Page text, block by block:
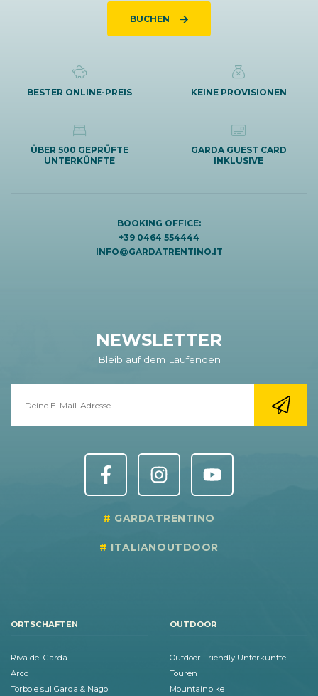
BUCHEN
BESTER ONLINE-PREIS KEINE PROVISIONEN
ÜBER 500 GEPRÜFTE
UNTERKÜNFTE
GARDA GUEST CARD
INKLUSIVE
BOOKING OFFICE:
+39 0464 554444
INFO@GARDATRENTINO.IT
NEWSLETTER
Bleib auf dem Laufenden
GARDATRENTINO
ITALIANOUTDOOR
ORTSCHAFTEN
Riva del Garda
Arco
Torbole sul Garda & Nago
OUTDOOR
Outdoor Friendly Unterkünfte
Touren
Mountainbike